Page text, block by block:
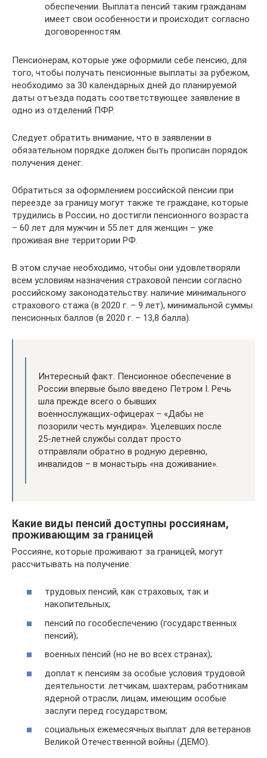
обеспечении. Выплата пенсий таким гражданам
имеет свои особенности и происходит согласно
договоренностям.
Пенсионерам, которые уже оформили себе пенсию, для
того, чтобы получать пенсионные выплаты за рубежом,
необходимо за 30 календарных дней до планируемой
даты отъезда подать соответствующее заявление в
одно из отделений ПФР.
Следует обратить внимание, что в заявлении в
обязательном порядке должен быть прописан порядок
получения денег.
Обратиться за оформлением российской пенсии при
переезде за границу могут также те граждане, которые
трудились в России, но достигли пенсионного возраста
– 60 лет для мужчин и 55 лет для женщин – уже
проживая вне территории РФ.
В этом случае необходимо, чтобы они удовлетворяли
всем условиям назначения страховой пенсии согласно
российскому законодательству: наличие минимального
страхового стажа (в 2020 г. – 9 лет), минимальной суммы
пенсионных баллов (в 2020 г. – 13,8 балла).
Интересный факт. Пенсионное обеспечение в
России впервые было введено Петром I. Речь
шла прежде всего о бывших
военнослужащих-офицерах – «Дабы не
позорили честь мундира». Уцелевших после
25-летней службы солдат просто
отправляли обратно в родную деревню,
инвалидов – в монастырь «на доживание».
Какие виды пенсий доступны россиянам,
проживающим за границей
Россияне, которые проживают за границей, могут
рассчитывать на получение:
трудовых пенсий, как страховых, так и
накопительных;
пенсий по гособеспечению (государственных
пенсий);
военных пенсий (но не во всех странах);
доплат к пенсиям за особые условия трудовой
деятельности: летчикам, шахтерам, работникам
ядерной отрасли, лицам, имеющим особые
заслуги перед государством;
социальных ежемесячных выплат для ветеранов
Великой Отечественной войны (ДЕМО).